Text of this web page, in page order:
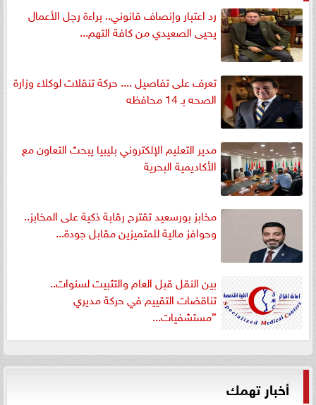
رد اعتبار وإنصاف قانوني.. براءة رجل الأعمال
يحيى الصعيدي من كافة التهم...
تعرف على تفاصيل .... حركة تنقلات لوكلاء وزارة
الصحه بـ 14 محافظه
مدير التعليم الإلكتروني بليبيا يبحث التعاون مع
الأكاديمية البحرية
مخابز بورسعيد تقترح رقابة ذكية على المخابز..
وحوافز مالية للمتميزين مقابل جودة...
بين النقل قبل العام والتثبيت لسنوات..
تناقضات التقييم في حركة مديري
”مستشفيات...
أخبار تهمك